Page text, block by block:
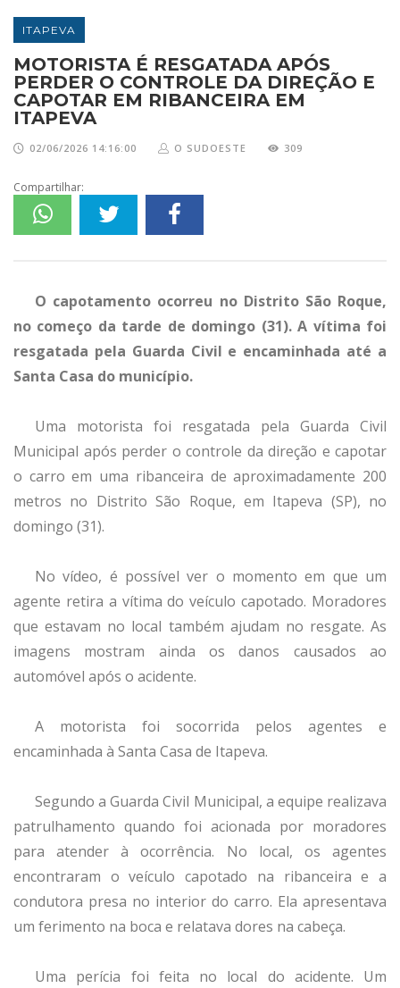
ITAPEVA
MOTORISTA É RESGATADA APÓS
PERDER O CONTROLE DA DIREÇÃO E
CAPOTAR EM RIBANCEIRA EM
ITAPEVA
02/06/2026 14:16:00 O SUDOESTE 309
Compartilhar:
O capotamento ocorreu no Distrito São Roque,
no começo da tarde de domingo (31). A vítima foi
resgatada pela Guarda Civil e encaminhada até a
Santa Casa do município.
Uma motorista foi resgatada pela Guarda Civil
Municipal após perder o controle da direção e capotar
o carro em uma ribanceira de aproximadamente 200
metros no Distrito São Roque, em Itapeva (SP), no
domingo (31).
No vídeo, é possível ver o momento em que um
agente retira a vítima do veículo capotado. Moradores
que estavam no local também ajudam no resgate. As
imagens mostram ainda os danos causados ao
automóvel após o acidente.
A motorista foi socorrida pelos agentes e
encaminhada à Santa Casa de Itapeva.
Segundo a Guarda Civil Municipal, a equipe realizava
patrulhamento quando foi acionada por moradores
para atender à ocorrência. No local, os agentes
encontraram o veículo capotado na ribanceira e a
condutora presa no interior do carro. Ela apresentava
um ferimento na boca e relatava dores na cabeça.
Uma perícia foi feita no local do acidente. Um